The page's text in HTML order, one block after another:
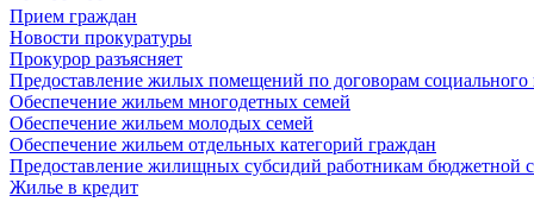
Прием граждан
Новости прокуратуры
Прокурор разъясняет
Предоставление жилых помещений по договорам социального
Обеспечение жильем многодетных семей
Обеспечение жильем молодых семей
Обеспечение жильем отдельных категорий граждан
Предоставление жилищных субсидий работникам бюджетной
Жилье в кредит